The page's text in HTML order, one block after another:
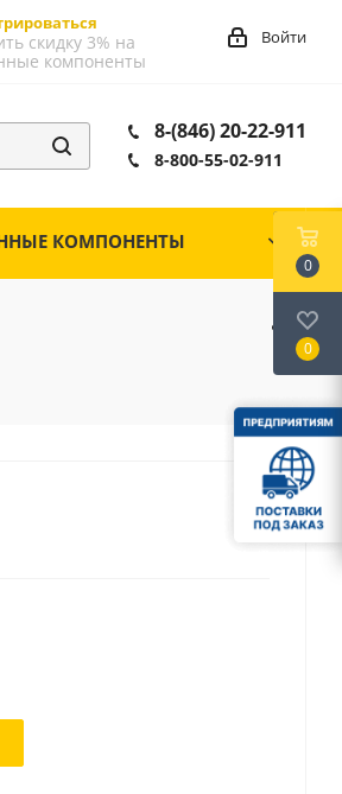
скидку 3% на
компоненты
Войти
8-(846) 20-22-911
8-800-55-02-911
КОМПОНЕНТЫ
0
0